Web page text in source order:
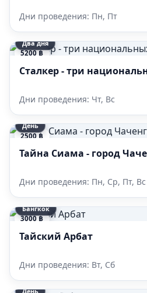
Дни проведения: Пн, Пт
5200 ฿
Два дня
Сталкер - три
Дни проведения: Чт, Вс
2500 ฿
День
Тайна Сиама - город
Дни проведения: Пн, Ср, Пт, Вс
3000 ฿
Бангкок
Тайский Арбат
Дни проведения: Вт, Сб